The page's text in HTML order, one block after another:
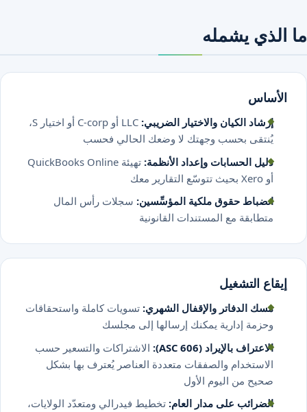
يشمله
إرشاد الكيان والاختيار الضريبي:
LLC أو C-corp أو اختيار S،
يُنتقى بحسب وجهتك لا وضعك الحالي فحسب
دليل الحسابات وإعداد الأنظمة:
تهيئة QuickBooks Online
انضباط حقوق ملكية المؤسِّسين:سجلات رأس المال
متطابقة مع المستندات القانونية
التشغيل
مسك الدفاتر والإقفال الشهري:تسويات كاملة واستحقاقات
وحزمة إدارية يمكنك إرسالها إلى مجلسك
الاعتراف بالإيراد (ASC 606):
الاشتراكات والتسعير حسب
الاستخدام والصفقات متعددة العناصر يُعترف بها بشكل
صحيح من اليوم الأول
الضرائب على مدار العام: تخطيط فيدرالي ومتعدّد الولايات،